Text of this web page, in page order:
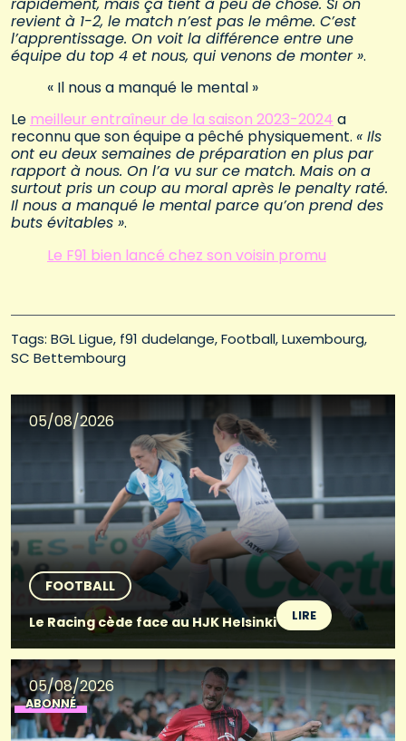
rapidement, mais ça tient à peu de chose. Si on
revient à 1-2, le match n’est pas le même. C’est
l’apprentissage. On voit la différence entre une
équipe du top 4 et nous, qui venons de monter ».
« Il nous a manqué le mental »
Le meilleur entraîneur de la saison 2023-2024 a
reconnu que son équipe a pêché physiquement. « Ils
ont eu deux semaines de préparation en plus par
rapport à nous. On l’a vu sur ce match. Mais on a
surtout pris un coup au moral après le penalty raté.
Il nous a manqué le mental parce qu’on prend des
buts évitables ».
Le F91 bien lancé chez son voisin promu
Tags: BGL Ligue f91 dudelange Football Luxembourg
SC Bettembourg
05/08/2026
FOOTBALL
Le Racing cède face au HJK Helsinki
LIRE
05/08/2026
ABONNÉ